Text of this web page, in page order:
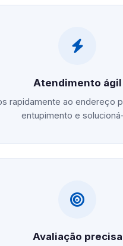
Atendimento ágil
rapidamente ao endereço
entupimento e
Avaliação precisa